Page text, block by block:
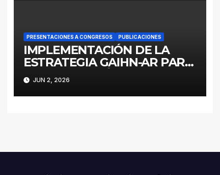
PRESENTACIONES A CONGRESOS PUBLICACIONES
IMPLEMENTACIÓN DE LA
ESTRATEGIA GAIHN-AR PARA
LA CONTENCIÓN DE
ENTEROBACTERALES
PRODUCTORES DE
ARGENTINA
JUN 2, 2026